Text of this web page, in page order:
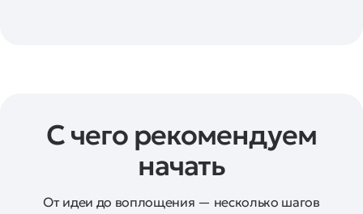
С чего рекомендуем
начать
От идеи до воплощения — несколько шагов